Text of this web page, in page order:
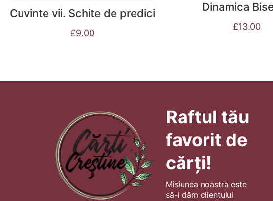
Cuvinte vii. Schite de predici
£9.00
Dinamica
£13.00
Raftul tău
favorit de
cărți!
Misiunea noastră este
să-i dăm clientului